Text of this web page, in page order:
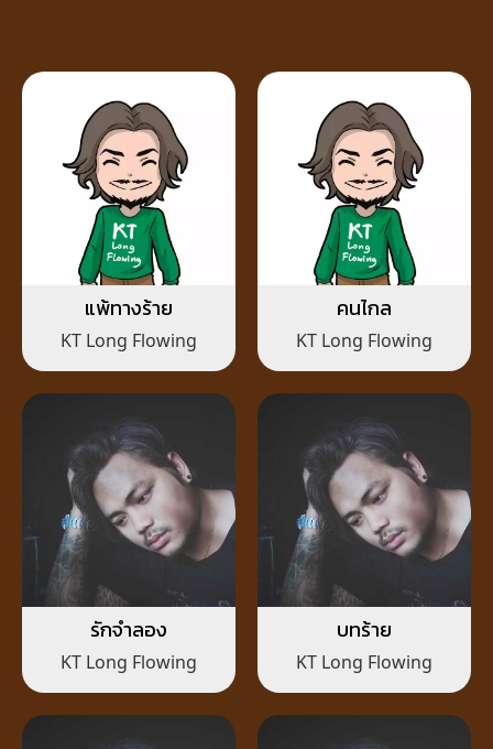
แพ้ทางร้าย
KT Long Flowing
คนไกล
KT Long Flowing
รักจำลอง
KT Long Flowing
บทร้าย
KT Long Flowing